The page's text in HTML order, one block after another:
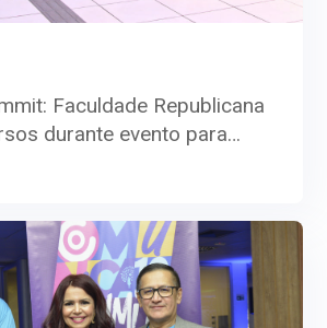
Faculdade Republicana
durante evento para